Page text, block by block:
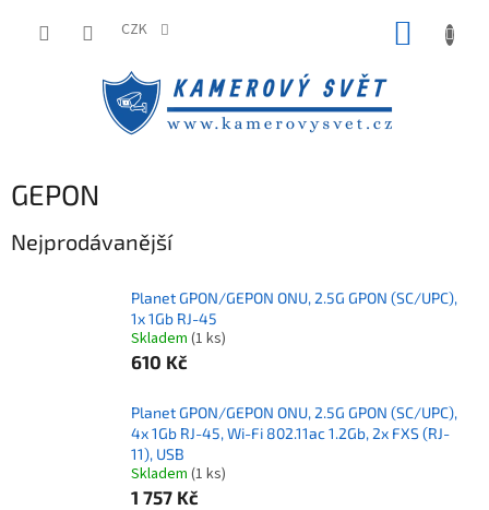
CZK
GEPON
Nejprodávanější
Planet GPON/GEPON ONU, 2.5G GPON (SC/UPC),
1x 1Gb RJ-45
Skladem (1 ks)
610 Kč
Planet GPON/GEPON ONU, 2.5G GPON (SC/UPC),
4x 1Gb RJ-45, Wi-Fi 802.11ac 1.2Gb, 2x FXS (RJ-
11), USB
Skladem (1 ks)
1 757 Kč